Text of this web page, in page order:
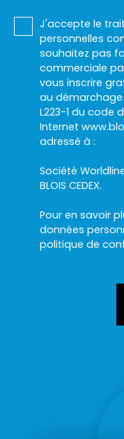
J'accepte le
personnelles
souhaitez pas
commerciale
vous inscrire
au
L223-1 du code
Internet
adressé à :
Société
BLOIS CEDEX.
Pour en savoir
données
politique de